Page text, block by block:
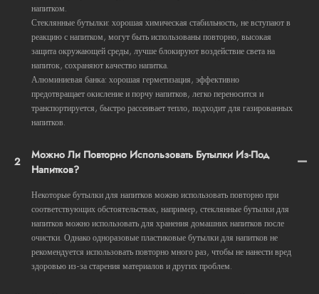
напитком.
Стеклянные бутылки: хорошая химическая стабильность, не вступают в
реакцию с напитком, могут быть использованы повторно, высокая
защита окружающей среды, лучше блокируют воздействие света на
напиток, сохраняют качество напитка.
Алюминиевая банка: хорошая герметизация, эффективно
предотвращает окисление и порчу напитков, легко переносится и
транспортируется, быстро рассеивает тепло, подходит для газированных
напитков.
2
Можно Ли Повторно Использовать Бутылки Из-Под
Напитков?
Некоторые бутылки для напитков можно использовать повторно при
соответствующих обстоятельствах, например, стеклянные бутылки для
напитков можно использовать для хранения домашних напитков после
очистки. Однако одноразовые пластиковые бутылки для напитков не
рекомендуется использовать повторно много раз, чтобы не нанести вред
здоровью из-за старения материалов и других проблем.